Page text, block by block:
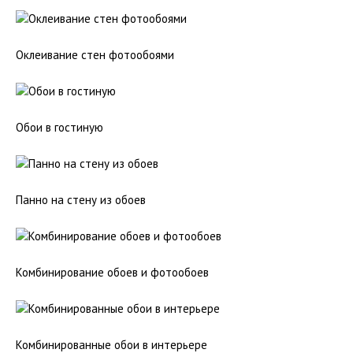
Оклеивание стен фотообоями
Обои в гостиную
Панно на стену из обоев
Комбинирование обоев и фотообоев
Комбинированные обои в интерьере